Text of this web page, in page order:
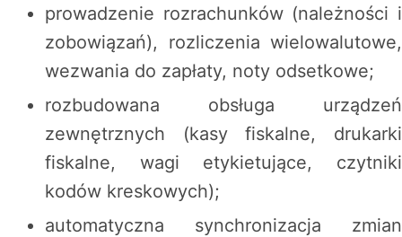
prowadzenie rozrachunków (należności i
zobowiązań), rozliczenia wielowalutowe,
wezwania do zapłaty, noty odsetkowe;
rozbudowana obsługa urządzeń
zewnętrznych (kasy fiskalne, drukarki
fiskalne, wagi etykietujące, czytniki
kodów kreskowych);
automatyczna synchronizacja zmian